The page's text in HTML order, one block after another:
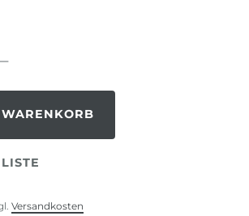
Versandkosten